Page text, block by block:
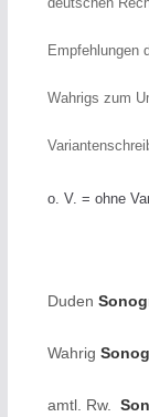
Empfehlungen
Wahrigs zum
o. V. = ohne
Duden
Wahrig
amtl. Rw.